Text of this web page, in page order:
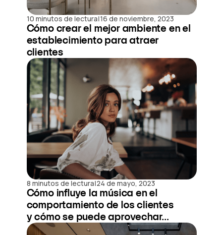
10 minutos de lectura|16 de noviembre, 2023
Cómo crear el mejor ambiente en el
establecimiento para atraer
clientes
8 minutos de lectura|24 de mayo, 2023
Cómo influye la música en el
comportamiento de los clientes
y cómo se puede aprovechar...